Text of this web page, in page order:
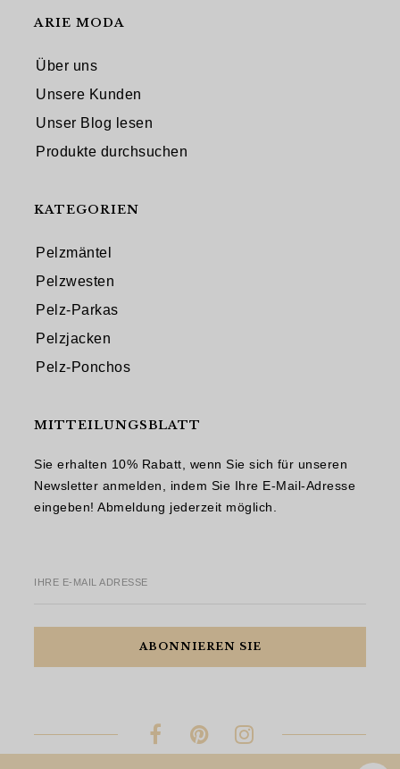
ARIE MODA
Über uns
Unsere Kunden
Unser Blog lesen
Produkte durchsuchen
KATEGORIEN
Pelzmäntel
Pelzwesten
Pelz-Parkas
Pelzjacken
Pelz-Ponchos
MITTEILUNGSBLATT
Sie erhalten 10% Rabatt, wenn Sie sich für unseren
Newsletter anmelden, indem Sie Ihre E-Mail-Adresse
eingeben! Abmeldung jederzeit möglich.
IHRE E-MAIL ADRESSE